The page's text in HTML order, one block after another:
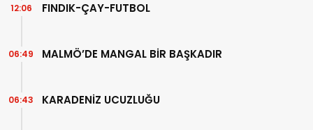
FINDIK-ÇAY-FUTBOL
12:06
MALMÖ’DE MANGAL BİR BAŞKADIR
06:49
KARADENİZ UCUZLUĞU
06:43